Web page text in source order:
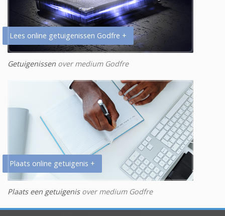
Lees online getuigenissen Godfre +
Getuigenissen over medium Godfre
Plaats online getuigenis +
Plaats een getuigenisover medium Godfre